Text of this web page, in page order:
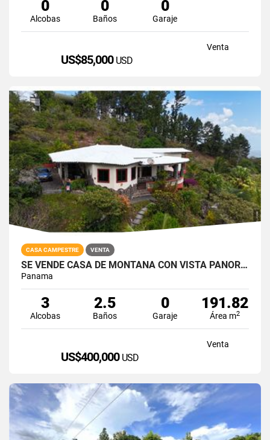
0
Alcobas
0
Baños
0
Garaje
Venta
US$85,000 USD
CASA CAMPESTRE VENTA
SE VENDE CASA DE MONTAÑA CON VISTA PANORÁMICA EN SORÁ
Panama
3
Alcobas
2.5
Baños
0
Garaje
191.82
Área m2
Venta
US$400,000 USD